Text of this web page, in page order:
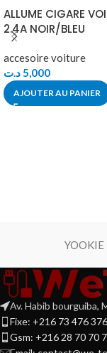
ALLUME CIGARE
2.4A NOIR/BLEU
accesoire voiture
5,000د.ت
AJOUTER AU PANIER
YOOKIE
Av. Habib bourguiba,
Fixe: +216 73 476 376
Gsm: +216 28 70 70